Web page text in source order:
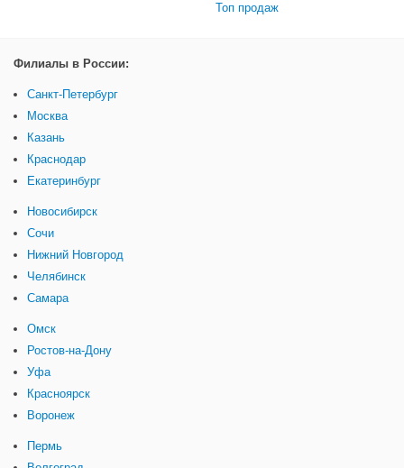
Топ продаж
Филиалы в России:
Санкт-Петербург
Москва
Казань
Краснодар
Екатеринбург
Новосибирск
Сочи
Нижний Новгород
Челябинск
Самара
Омск
Ростов-на-Дону
Уфа
Красноярск
Воронеж
Пермь